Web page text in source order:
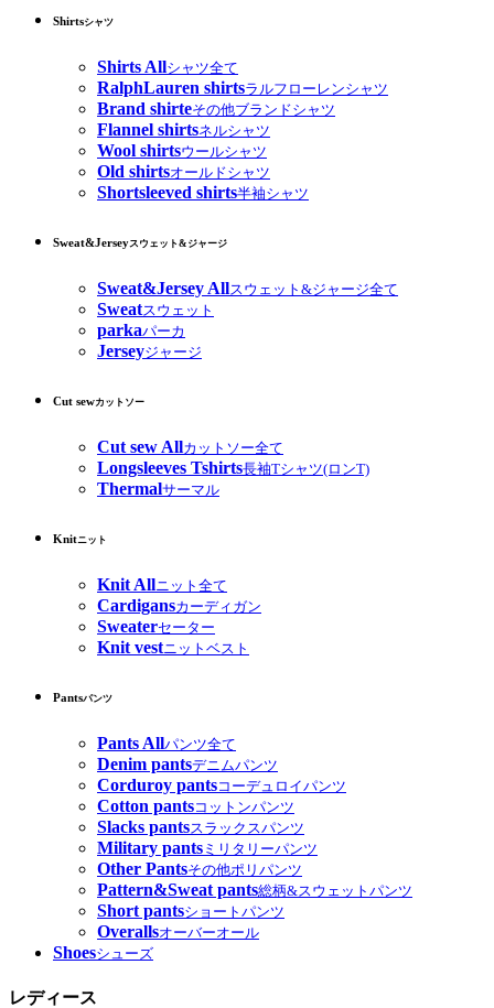
Shirtsシャツ
Shirts Allシャツ全て
RalphLauren shirtsラルフローレンシャツ
Brand shirteその他ブランドシャツ
Flannel shirtsネルシャツ
Wool shirtsウールシャツ
Old shirtsオールドシャツ
Shortsleeved shirts半袖シャツ
Sweat&Jerseyスウェット&ジャージ
Sweat&Jersey Allスウェット&ジャージ全て
Sweatスウェット
parkaパーカ
Jerseyジャージ
Cut sewカットソー
Cut sew Allカットソー全て
Longsleeves Tshirts長袖Tシャツ(ロンT)
Thermalサーマル
Knitニット
Knit Allニット全て
Cardigansカーディガン
Sweaterセーター
Knit vestニットベスト
Pantsパンツ
Pants Allパンツ全て
Denim pantsデニムパンツ
Corduroy pantsコーデュロイパンツ
Cotton pantsコットンパンツ
Slacks pantsスラックスパンツ
Military pants ミリタリーパンツ
Other Pantsその他ポリパンツ
Pattern&Sweat pants総柄&スウェットパンツ
Short pantsショートパンツ
Overallsオーバーオール
Shoesシューズ
レディース